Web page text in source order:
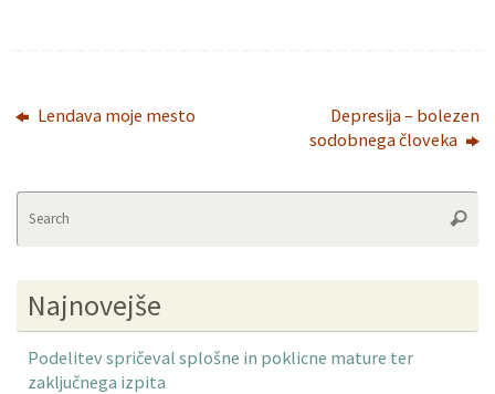
Lendava moje mesto
Depresija – bolezen
sodobnega človeka
Najnovejše
Podelitev spričeval splošne in poklicne mature ter
zaključnega izpita